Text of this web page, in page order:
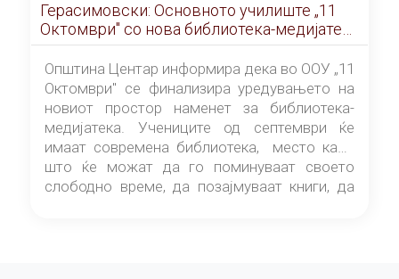
Герасимовски: Основното училиште „11
Октомври" со нова библиотека-медијатека
од септември
Општина Центар информира дека во ООУ „11
Октомври" се финализира уредувањето на
новиот простор наменет за библиотека-
медијатека. Учениците од септември ќе
имаат современа библиотека, место каде
што ќе можат да го поминуваат своето
слободно време, да позајмуваат книги, да